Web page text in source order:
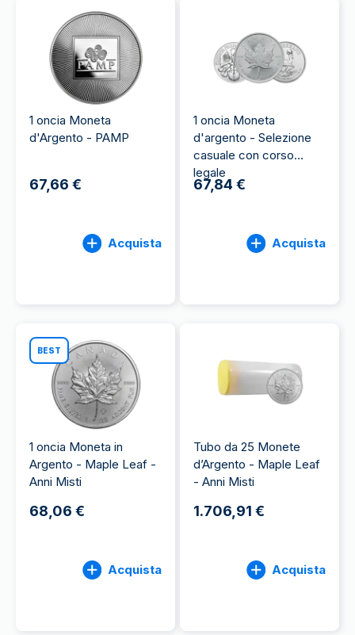
1 oncia Moneta
d'Argento - PAMP
67,66 €
Acquista
1 oncia Moneta
d'argento - Selezione
casuale con corso
legale
67,84 €
Acquista
BEST
1 oncia Moneta in
Argento - Maple Leaf -
Anni Misti
68,06 €
Acquista
Tubo da 25 Monete
d’Argento - Maple Leaf
- Anni Misti
1.706,91 €
Acquista